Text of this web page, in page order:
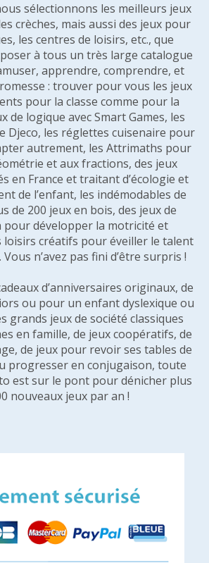
sélectionnons les meilleurs jeux
crèches, mais aussi des jeux pour
les centres de loisirs, etc., que
à tous un très large catalogue
apprendre, comprendre, et
: trouver pour vous les jeux
pour la classe comme pour la
de logique avec Smart Games, les
Djeco, les réglettes cuisenaire pour
autrement, les Attrimaths pour
et aux fractions, des jeux
en France et traitant d’écologie et
de l’enfant, les indémodables de
de 200 jeux en bois, des jeux de
développer la motricité et
loisirs créatifs pour éveiller le talent
n’avez pas fini d’être surpris !
d’anniversaires originaux, de
ou pour un enfant dyslexique ou
grands jeux de société classiques
en famille, de jeux coopératifs, de
de jeux pour revoir ses tables de
progresser en conjugaison, toute
est sur le pont pour dénicher plus
nouveaux jeux par an !